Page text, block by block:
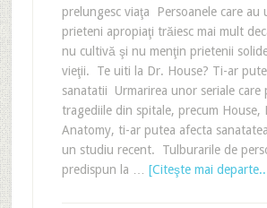
prelungesc viaţa Persoanele care au
prieteni apropiaţi trăiesc mai mult
nu cultivă şi nu menţin prietenii
vieţii. Te uiti la Dr. House? Ti-ar
sanatatii Urmarirea unor seriale care
tragediile din spitale, precum House,
Anatomy, ti-ar putea afecta
un studiu recent. Tulburarile de
predispun la … [Citeşte mai